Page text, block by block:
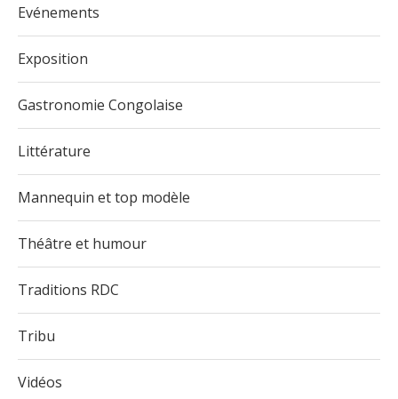
Evénements
Exposition
Gastronomie Congolaise
Littérature
Mannequin et top modèle
Théâtre et humour
Traditions RDC
Tribu
Vidéos